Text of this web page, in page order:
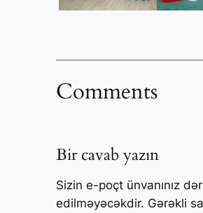
Comments
Bir cavab yazın
Sizin e-poçt ünvanınız
edilməyəcəkdir. Gərəkli